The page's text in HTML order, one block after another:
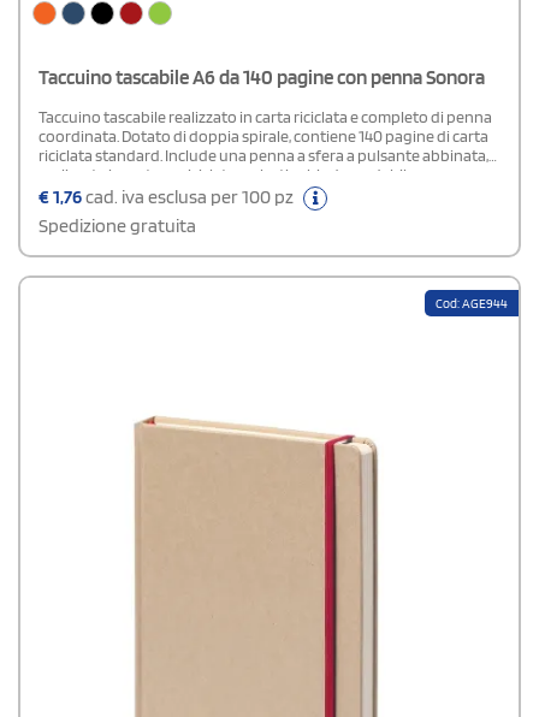
Taccuino tascabile A6 da 140 pagine con penna Sonora
Taccuino tascabile realizzato in carta riciclata e completo di penna
coordinata. Dotato di doppia spirale, contiene 140 pagine di carta
riciclata standard. Include una penna a sfera a pulsante abbinata,
realizzata in cartone riciclato e plastica biodegradabile, con
inchiostro blu. Dispone inoltre di cinturino elastico di chiusura e
€1,76cad. iva esclusa per 100 pz
Spedizione gratuita
Cod: AGE944